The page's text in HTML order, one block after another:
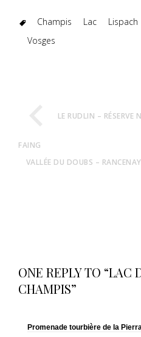
Champis Lac Lispach
Vosges
LE RUDLIN –
FAING
VALLÉE DU DOUBS –
ONE REPLY TO “LAC
CHAMPIS”
Promenade tourbière de la